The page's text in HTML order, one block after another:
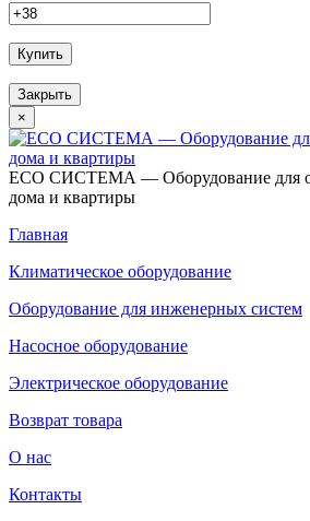
Купить
Закрыть
×
ECO СИСТЕМА — Оборудование для
дома и квартиры
Главная
Климатическое оборудование
Оборудование для инженерных систем
Насосное оборудование
Электрическое оборудование
Возврат товара
О нас
Контакты